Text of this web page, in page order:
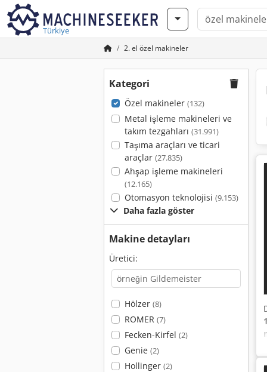
Türkiye
2. el özel makineler
Kategori
Özel makineler (132)
Metal işleme makineleri ve
takım tezgahları (31.991)
Taşıma araçları ve ticari
araçlar (27.835)
Ahşap işleme makineleri
(12.165)
Otomasyon teknolojisi (9.153)
Daha fazla göster
Makine detayları
Üretici:
Hölzer (8)
ROMER (7)
Fecken-Kirfel (2)
Genie (2)
Hollinger (2)